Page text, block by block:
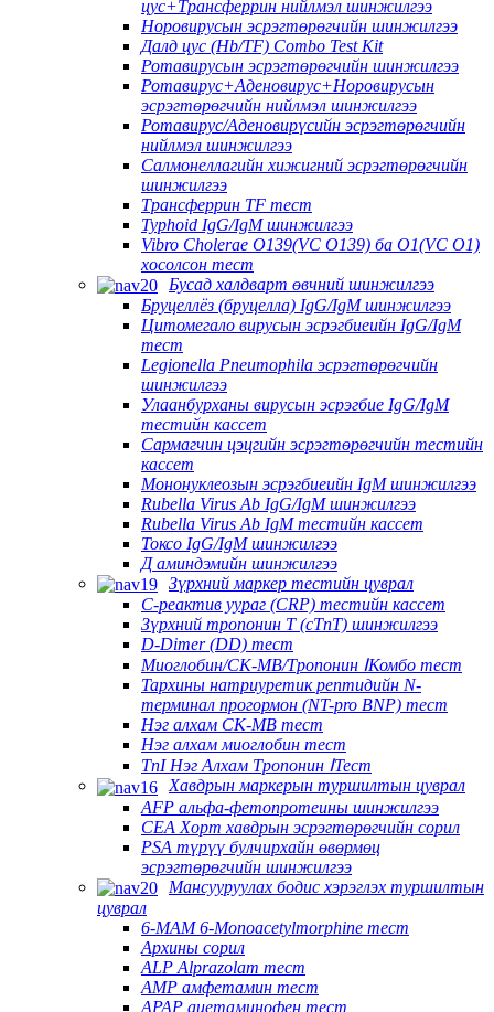
цус+Трансферрин нийлмэл шинжилгээ
Норовирусын эсрэгтөрөгчийн шинжилгээ
Далд цус (Hb/TF) Combo Test Kit
Ротавирусын эсрэгтөрөгчийн шинжилгээ
Ротавирус+Аденовирус+Норовирусын
эсрэгтөрөгчийн нийлмэл шинжилгээ
Ротавирус/Аденовирүсийн эсрэгтөрөгчийн
нийлмэл шинжилгээ
Салмонеллагийн хижигний эсрэгтөрөгчийн
шинжилгээ
Трансферрин TF тест
Typhoid IgG/IgM шинжилгээ
Vibro Cholerae O139(VC O139) ба O1(VC O1)
хосолсон тест
Бусад халдварт өвчний шинжилгээ
Бруцеллёз (бруцелла) IgG/IgM шинжилгээ
Цитомегало вирусын эсрэгбиеийн IgG/IgM
тест
Legionella Pneumophila эсрэгтөрөгчийн
шинжилгээ
Улаанбурханы вирусын эсрэгбие IgG/IgM
тестийн кассет
Сармагчин цэцгийн эсрэгтөрөгчийн тестийн
кассет
Мононуклеозын эсрэгбиеийн IgM шинжилгээ
Rubella Virus Ab IgG/IgM шинжилгээ
Rubella Virus Ab IgM тестийн кассет
Токсо IgG/IgM шинжилгээ
Д аминдэмийн шинжилгээ
Зүрхний маркер тестийн цуврал
C-реактив уураг (CRP) тестийн кассет
Зүрхний тропонин T (cTnT) шинжилгээ
D-Dimer (DD) тест
Миоглобин/CK-MB/Тропонин ⅠКомбо тест
Тархины натриуретик рептидийн N-
терминал прогормон (NT-pro BNP) тест
Нэг алхам CK-MB тест
Нэг алхам миоглобин тест
TnI Нэг Алхам Тропонин ⅠТест
Хавдрын маркерын туршилтын цуврал
AFP альфа-фетопротеины шинжилгээ
CEA Хорт хавдрын эсрэгтөрөгчийн сорил
PSA түрүү булчирхайн өвөрмөц
эсрэгтөрөгчийн шинжилгээ
Мансууруулах бодис хэрэглэх туршилтын
цуврал
6-MAM 6-Monoacetylmorphine тест
Архины сорил
ALP Alprazolam тест
AMP амфетамин тест
APAP ацетаминофен тест